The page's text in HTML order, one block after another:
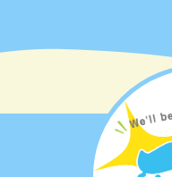
ゆりかもめさんの
パンを入れた袋
童さんもいらっ